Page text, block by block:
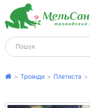
> Троянди > Плетиста >